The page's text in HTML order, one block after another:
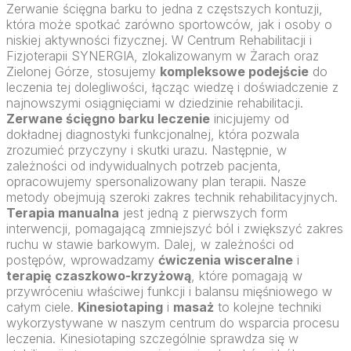
Zerwanie ścięgna barku to jedna z częstszych kontuzji,
która może spotkać zarówno sportowców, jak i osoby o
niskiej aktywności fizycznej. W Centrum Rehabilitacji i
Fizjoterapii SYNERGIA, zlokalizowanym w Żarach oraz
Zielonej Górze, stosujemy kompleksowe podejście do
leczenia tej dolegliwości, łącząc wiedzę i doświadczenie z
najnowszymi osiągnięciami w dziedzinie rehabilitacji.
Zerwane ścięgno barku leczenie inicjujemy od
dokładnej diagnostyki funkcjonalnej, która pozwala
zrozumieć przyczyny i skutki urazu. Następnie, w
zależności od indywidualnych potrzeb pacjenta,
opracowujemy spersonalizowany plan terapii. Nasze
metody obejmują szeroki zakres technik rehabilitacyjnych.
Terapia manualna jest jedną z pierwszych form
interwencji, pomagającą zmniejszyć ból i zwiększyć zakres
ruchu w stawie barkowym. Dalej, w zależności od
postępów, wprowadzamy ćwiczenia wisceralne i
terapię czaszkowo-krzyżową, które pomagają w
przywróceniu właściwej funkcji i balansu mięśniowego w
całym ciele. Kinesiotaping i masaż to kolejne techniki
wykorzystywane w naszym centrum do wsparcia procesu
leczenia. Kinesiotaping szczególnie sprawdza się w